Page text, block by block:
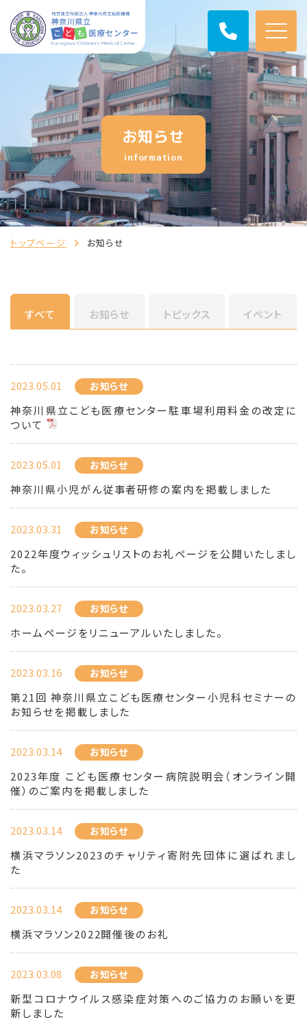
お知らせ
information
トップページ お知らせ
すべて お知らせ トピックス イベント
2023.05.01 お知らせ
神奈川県立こども医療センター駐車場利用料金の改定に
ついて
2023.05.01 お知らせ
神奈川県小児がん従事者研修の案内を掲載しました
2023.03.31 お知らせ
2022年度ウィッシュリストのお礼ページを公開いたしまし
た。
2023.03.27 お知らせ
ホームページをリニューアルいたしました。
2023.03.16 お知らせ
第21回 神奈川県立こども医療センター小児科セミナーの
お知らせを掲載しました
2023.03.14 お知らせ
2023年度 こども医療センター病院説明会（オンライン開
催）のご案内を掲載しました
2023.03.14 お知らせ
横浜マラソン2023のチャリティ寄附先団体に選ばれまし
た
2023.03.14 お知らせ
横浜マラソン2022開催後のお礼
2023.03.08 お知らせ
新型コロナウイルス感染症対策へのご協力のお願いを更
新しました